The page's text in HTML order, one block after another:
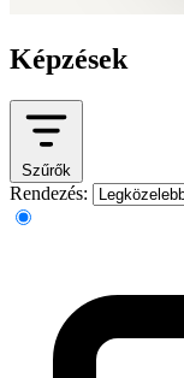
Képzések
Szűrők
Rendezés: